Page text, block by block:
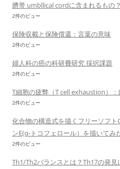
臍帯 umbllical cordに含まれるもの
2件のビュー
保険収載と保険償還：言葉の意味
2件のビュー
婦人科の癌の科研費研究 採択課題
2件のビュー
T細胞の疲弊（T cell exhaustion）
2件のビュー
化合物の構造式を描くフリーソフ
ンE(α-トコフェロール）を描いてみ
2件のビュー
Th1/Th2バランスとは？Th17の発